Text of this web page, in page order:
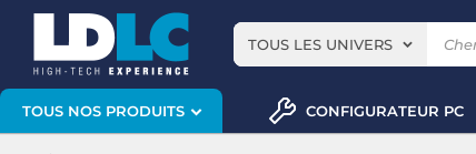
TOUS LES UNIVERS
TOUS NOS PRODUITS CONFIGURATEUR PC